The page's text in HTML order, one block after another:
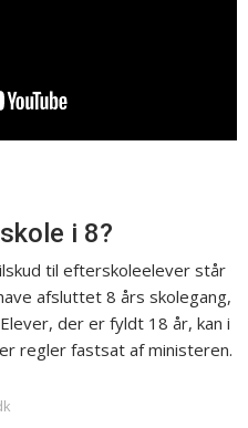
i 8?
til efterskoleelever står
afsluttet 8 års skolegang,
der er fyldt 18 år, kan i
regler fastsat af ministeren.